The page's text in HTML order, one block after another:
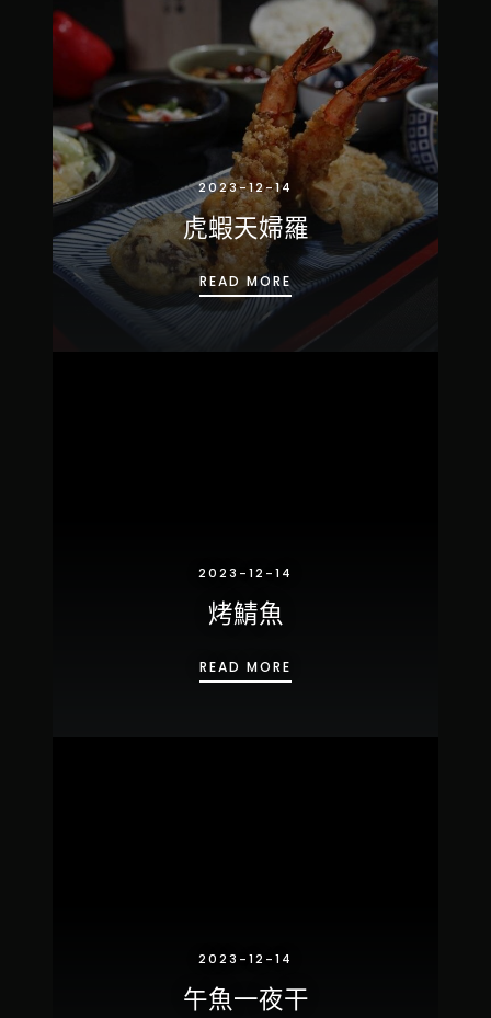
2023-12-14
虎蝦天婦羅
READ MORE虎蝦天婦羅
2023-12-14
烤鯖魚
READ MORE
2023-12-14
午魚一夜干